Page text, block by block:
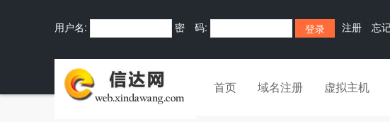
用户名: 密 码: 注册 忘
首页 域名注册 虚拟主机